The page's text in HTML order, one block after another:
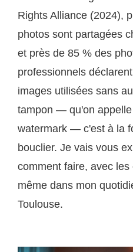
Rights Alliance (2024),
photos sont partagées
et près de 85 % des
professionnels
images utilisées sans
tampon — qu'on
watermark — c'est à la
bouclier. Je vais vous
comment faire, avec
même dans mon
Toulouse.